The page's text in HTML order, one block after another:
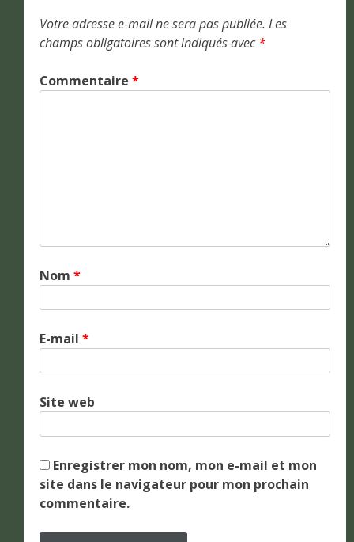
Votre adresse e-mail ne sera pas publiée. Les
champs obligatoires sont indiqués avec*
Commentaire *
Nom *
E-mail *
Site web
Enregistrer mon nom, mon e-mail et mon
site dans le navigateur pour mon prochain
commentaire.